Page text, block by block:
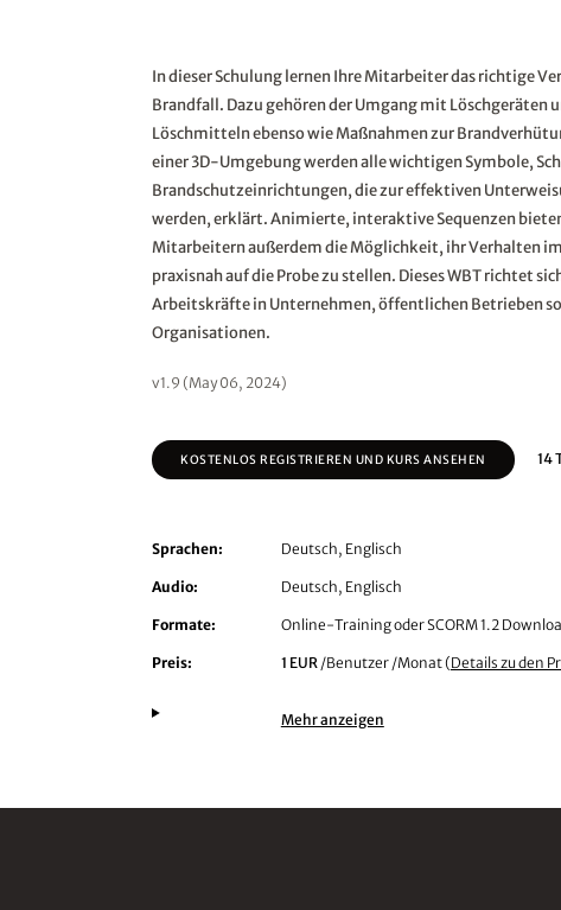
In dieser Schulung lernen Ihre Mitarbeiter das richtige
Brandfall. Dazu gehören der Umgang mit Löschgeräten
Löschmitteln ebenso wie Maßnahmen zur
einer 3D-Umgebung werden alle wichtigen Symbole,
Brandschutzeinrichtungen, die zur effektiven
werden, erklärt. Animierte, interaktive Sequenzen
Mitarbeitern außerdem die Möglichkeit, ihr Verhalten
praxisnah auf die Probe zu stellen. Dieses WBT richtet
Arbeitskräfte in Unternehmen, öffentlichen Betrieben
Organisationen.
v1.9 (May 06, 2024)
KOSTENLOS REGISTRIEREN UND KURS ANSEHEN 14
Sprachen: Deutsch, Englisch
Audio: Deutsch, Englisch
Formate: Online-Training oder SCORM 1.2
Preis: 1 EUR/Benutzer /Monat (Details zu den
Mehr anzeigen